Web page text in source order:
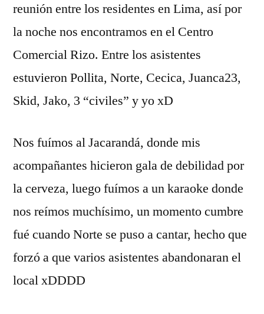
reunión entre los residentes en Lima, así­ por
la noche nos encontramos en el Centro
Comercial Rizo. Entre los asistentes
estuvieron Pollita, Norte, Cecica, Juanca23,
Skid, Jako, 3 “civiles” y yo xD
Nos fuí­mos al Jacarandá, donde mis
acompañantes hicieron gala de debilidad por
la cerveza, luego fuí­mos a un karaoke donde
nos reí­mos muchí­simo, un momento cumbre
fué cuando Norte se puso a cantar, hecho que
forzó a que varios asistentes abandonaran el
local xDDDD